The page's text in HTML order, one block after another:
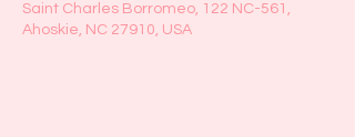
Saint Charles Borromeo, 122 NC-561,
Ahoskie, NC 27910, USA